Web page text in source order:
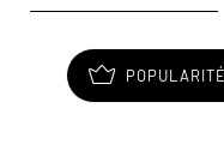
POPULARITÉ